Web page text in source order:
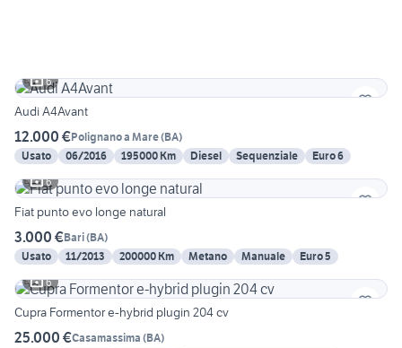
6
Audi A4Avant
12.000 €Polignano a Mare(BA)
Usato
06/2016 195000 Km Diesel Sequenziale
Euro 6
6
Fiat punto evo longe natural
3.000 €Bari(BA)
Usato
11/2013 200000 Km Metano Manuale
Euro 5
6
Cupra Formentor e-hybrid plugin 204 cv
25.000 €Casamassima (BA)